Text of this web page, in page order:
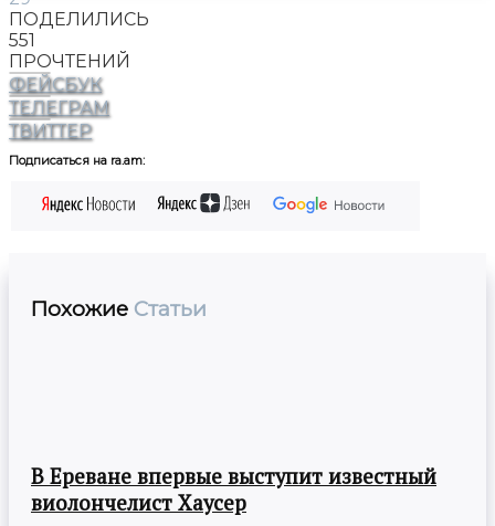
ПОДЕЛИЛИСЬ
551
ПРОЧТЕНИЙ
ФЕЙСБУК
ТЕЛЕГРАМ
ТВИТТЕР
Подписаться на ra.am:
Похожие Статьи
В Ереване впервые выступит известный
виолончелист Хаусер